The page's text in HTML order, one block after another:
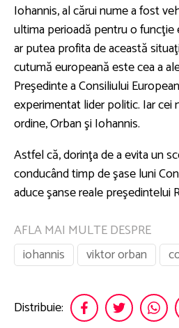
Iohannis, al cărui nume a fost
ultima perioadă pentru o funcţie
ar putea profita de această
cutumă europeană este cea a
Preşedinte a Consiliului
experimentat lider politic. Iar cei
ordine, Orban şi Iohannis.
Astfel că, dorinţa de a evita un
conducând timp de şase luni
aduce şanse reale preşedintelui
AFLA MAI MULTE DESPRE
iohannis
viktor orban
Distribuie: